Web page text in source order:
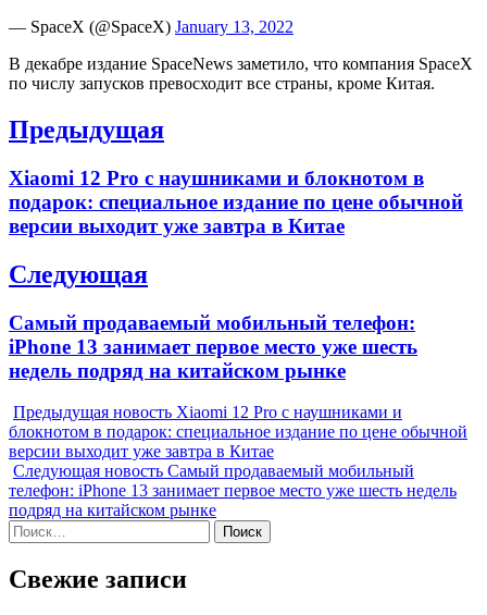
— SpaceX (@SpaceX) January 13, 2022
В декабре издание SpaceNews заметило, что компания SpaceX
по числу запусков превосходит все страны, кроме Китая.
Навигация
записям
Предыдущая
Previous
Xiaomi 12 Pro с наушниками и блокнотом в
подарок: специальное издание по цене обычной
версии выходит уже завтра в Китае
Следующая
Next
post:
Самый продаваемый мобильный телефон:
iPhone 13 занимает первое место уже шесть
недель подряд на китайском рынке
Предыдущая новость Xiaomi 12 Pro с наушниками и
блокнотом в подарок: специальное издание по цене обычной
версии выходит уже завтра в Китае
Следующая новость Самый продаваемый мобильный
телефон: iPhone 13 занимает первое место уже шесть недель
подряд на китайском рынке
Найти:
Свежие записи